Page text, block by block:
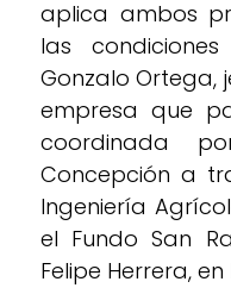
aplica ambos
las
Gonzalo Ortega,
empresa que
coordinada
Concepción a
Ingeniería
el Fundo San
Felipe Herrera,